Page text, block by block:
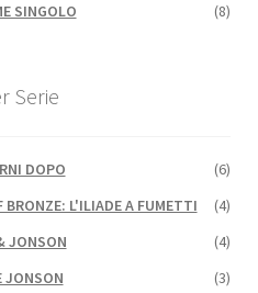
SINGOLO
(8)
Serie
DOPO
(6)
BRONZE: L'ILIADE A FUMETTI
(4)
JONSON
(4)
JONSON
(3)